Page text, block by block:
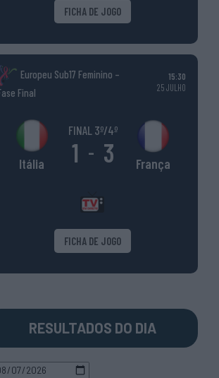
FICHA DE JOGO
Europeu Sub17 Feminino –
Final
15:30
25 JULHO
Itália
FINAL 3º/4º
1 - 3 França
FICHA DE JOGO
RESULTADOS DO DIA